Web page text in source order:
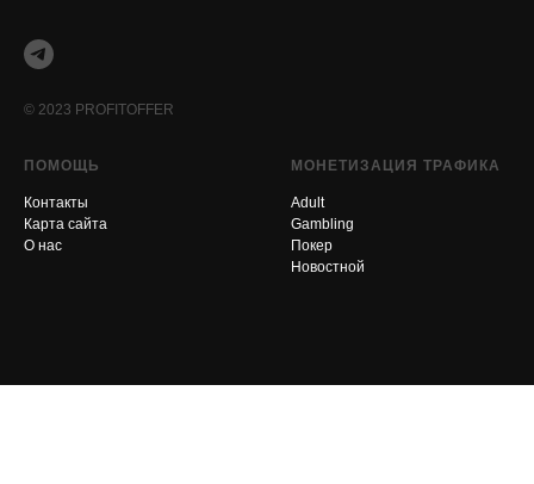
© 2023 PROFITOFFER
ПОМОЩЬ
Контакты
Карта сайта
О нас
МОНЕТИЗАЦИЯ ТРАФИКА
Adult
Gambling
Покер
Новостной